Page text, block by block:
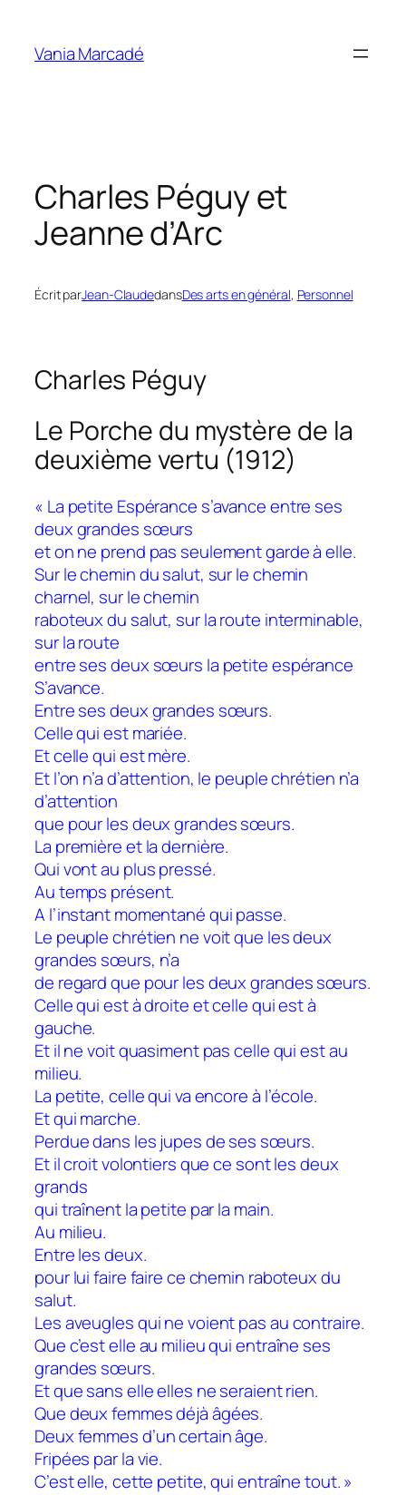
contenu
Vania Marcadé
Charles Péguy et
Jeanne d’Arc
Écrit parJean-ClaudedansDes arts en général, Personnel
Charles Péguy
Le Porche du mystère de la
deuxième vertu (1912)
« La petite Espérance s’avance entre ses
deux grandes sœurs
et on ne prend pas seulement garde à elle.
Sur le chemin du salut, sur le chemin
charnel, sur le chemin
raboteux du salut, sur la route interminable,
sur la route
entre ses deux sœurs la petite espérance
S’avance.
Entre ses deux grandes sœurs.
Celle qui est mariée.
Et celle qui est mère.
Et l’on n’a d’attention, le peuple chrétien n’a
d’attention
que pour les deux grandes sœurs.
La première et la dernière.
Qui vont au plus pressé.
Au temps présent.
A l’instant momentané qui passe.
Le peuple chrétien ne voit que les deux
grandes sœurs, n’a
de regard que pour les deux grandes sœurs.
Celle qui est à droite et celle qui est à
gauche.
Et il ne voit quasiment pas celle qui est au
milieu.
La petite, celle qui va encore à l’école.
Et qui marche.
Perdue dans les jupes de ses sœurs.
Et il croit volontiers que ce sont les deux
grands
qui traînent la petite par la main.
Au milieu.
Entre les deux.
pour lui faire faire ce chemin raboteux du
salut.
Les aveugles qui ne voient pas au contraire.
Que c’est elle au milieu qui entraîne ses
grandes sœurs.
Et que sans elle elles ne seraient rien.
Que deux femmes déjà âgées.
Deux femmes d’un certain âge.
Fripées par la vie.
C’est elle, cette petite, qui entraîne tout. »